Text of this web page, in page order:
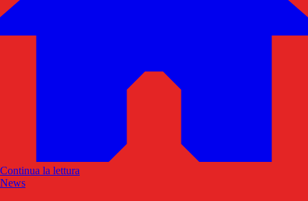
Continua la lettura
News